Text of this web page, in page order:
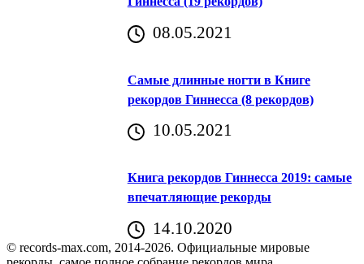
08.05.2021
Самые длинные ногти в Книге
рекордов Гиннесса (8 рекордов)
10.05.2021
Книга рекордов Гиннесса 2019: самые
впечатляющие рекорды
14.10.2020
© records-max.com, 2014-2026. Официальные мировые